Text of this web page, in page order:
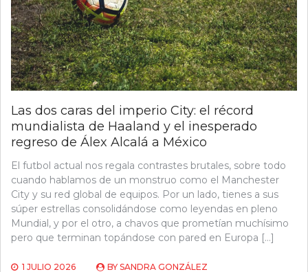
Las dos caras del imperio City: el récord
mundialista de Haaland y el inesperado
regreso de Álex Alcalá a México
El futbol actual nos regala contrastes brutales, sobre todo
cuando hablamos de un monstruo como el Manchester
City y su red global de equipos. Por un lado, tienes a sus
súper estrellas consolidándose como leyendas en pleno
Mundial, y por el otro, a chavos que prometían muchísimo
pero que terminan topándose con pared en Europa […]
1 JULIO 2026 BY SANDRA GONZÁLEZ